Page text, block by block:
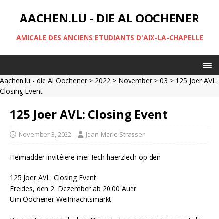
AACHEN.LU - DIE AL OOCHENER
AMICALE DES ANCIENS ETUDIANTS D'AIX-LA-CHAPELLE
Aachen.lu - die Al Oochener> 2022 > November> 03 > 125 Joer AVL:
Closing Event
125 Joer AVL: Closing Event
November 3, 2022 Jean-Marie Strasser
Heimadder invitéiere mer Iech häerzlech op den
125 Joer AVL: Closing Event
Freides, den 2. Dezember ab 20:00 Auer
Um Oochener Weihnachtsmarkt